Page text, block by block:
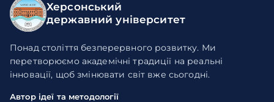
Херсонський
державний університет
Понад століття безперервного розвитку. Ми
перетворюємо академічні традиції на реальні
інновації, щоб змінювати світ вже сьогодні.
Автор ідеї та методології